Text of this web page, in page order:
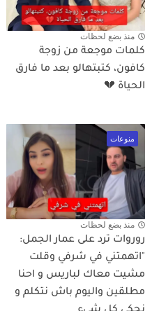
منذ بضع لحظات
كلمات موجعة من زوجة
كافون، كتبتهالو بعد ما فارق
الحياة 💔
منوعات
منذ بضع لحظات
روروات ترد على عمار الجمل:
"اتهمتني في شرفي وقلت
مشيت معاك لباريس و احنا
مطلقين واليوم باش نتكلم و